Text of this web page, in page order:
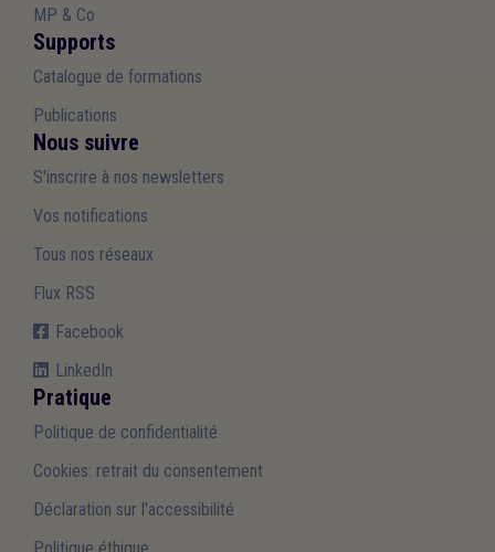
MP & Co
Supports
Catalogue de formations
Publications
Nous suivre
S'inscrire à nos newsletters
Vos notifications
Tous nos réseaux
Flux RSS
Facebook
LinkedIn
Pratique
Politique de confidentialité
Cookies: retrait du consentement
Déclaration sur l'accessibilité